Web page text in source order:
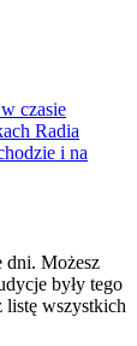
czasie
Radia
i na
dni. Możesz
były tego
listę wszystkich